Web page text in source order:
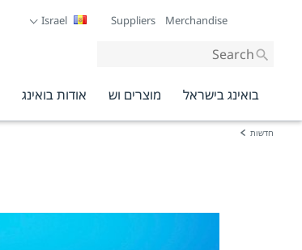
Merchandise
Suppliers
Israel
Site-
search
בואינג בישראל מוצרים וש אודות בואינג
חדשות